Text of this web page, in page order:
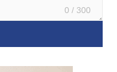
0 / 300